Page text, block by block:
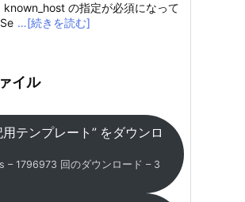
の指定が必須になって
…[続きを読む]
イル
テンプレート” をダウンロ
– 1796973 回のダウンロード – 3